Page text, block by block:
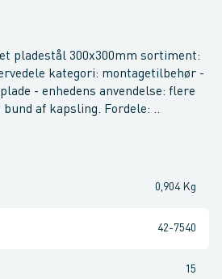
pladestål 300x300mm sortiment:
kategori: montagetilbehør -
- enhedens anvendelse: flere
af kapsling. Fordele: ..
0,904 Kg
42-7540
15